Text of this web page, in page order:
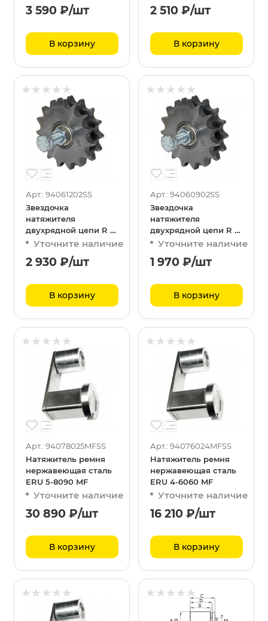
3 590 ₽/шт
В корзину
2 510 ₽/шт
В корзину
Арт.: 94061202SS
Звездочка
натяжителя
двухрядной цепи R 12
1/2Уточните наличие
2 930 ₽/шт
В корзину
Арт.: 94060902SS
Звездочка
натяжителя
двухрядной цепи R 12
3/8Уточните наличие
1 970 ₽/шт
В корзину
Арт.: 94078025MFSS
Натяжитель ремня
нержавеющая сталь
ERU 5-8090 MF
Уточните наличие
30 890 ₽/шт
В корзину
Арт.: 94076024MFSS
Натяжитель ремня
нержавеющая сталь
ERU 4-6060 MF
Уточните наличие
16 210 ₽/шт
В корзину